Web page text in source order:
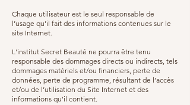
Chaque utilisateur est le seul responsable de
l’usage qu’il fait des informations contenues sur le
site Internet.
L'institut Secret Beauté ne pourra être tenu
responsable des dommages directs ou indirects, tels
dommages matériels et/ou financiers, perte de
données, perte de programme, résultant de l’accès
et/ou de l’utilisation du Site Internet et des
informations qu’il contient.